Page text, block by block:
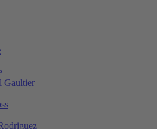
Gaultier